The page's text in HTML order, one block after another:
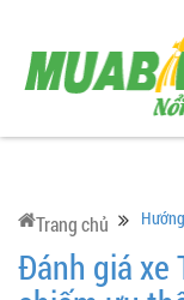
Trang chủ
Đánh giá xe